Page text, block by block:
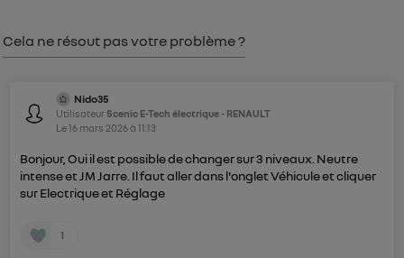
Cela ne résout pas votre problème ?
Nido35
UtilisateurScenic E-Tech électrique - RENAULT
Le16 mars 2026à11:13
Bonjour, Oui il est possible de changer sur 3 niveaux. Neutre
intense et JM Jarre. Il faut aller dans l'onglet Véhicule et cliquer
sur Electrique et Réglage
1